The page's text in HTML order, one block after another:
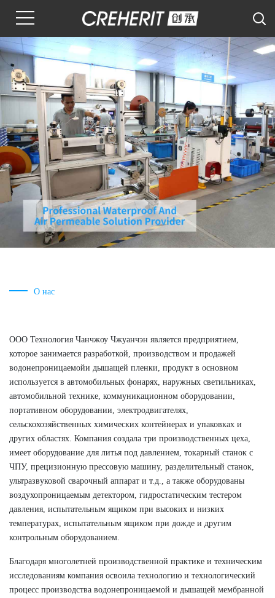
О нас
ООО Технология Чанчжоу Чжуанчэн является предприятием,
которое занимается разработкой, производством и продажей
водонепроницаемойи дышащей пленки, продукт в основном
используется в автомобильных фонарях, наружных светильниках,
автомобильной технике, коммуникационном оборудовании,
портативном оборудовании, электродвигателях,
сельскохозяйственных химических контейнерах и упаковках и
других областях. Компания создала три производственных цеха,
имеет оборудование для литья под давлением, токарный станок с
ЧПУ, прецизионную прессовую машину, разделительный станок,
ультразвуковой сварочный аппарат и т.д., а также оборудованы
воздухопроницаемым детектором, гидростатическим тестером
давления, испытательным ящиком при высоких и низких
температурах, испытательным ящиком при дожде и другим
контрольным оборудованием.
Благодаря многолетней производственной практике и техническим
исследованиям компания освоила технологию и технологический
процесс производства водонепроницаемой и дышащей мембранной